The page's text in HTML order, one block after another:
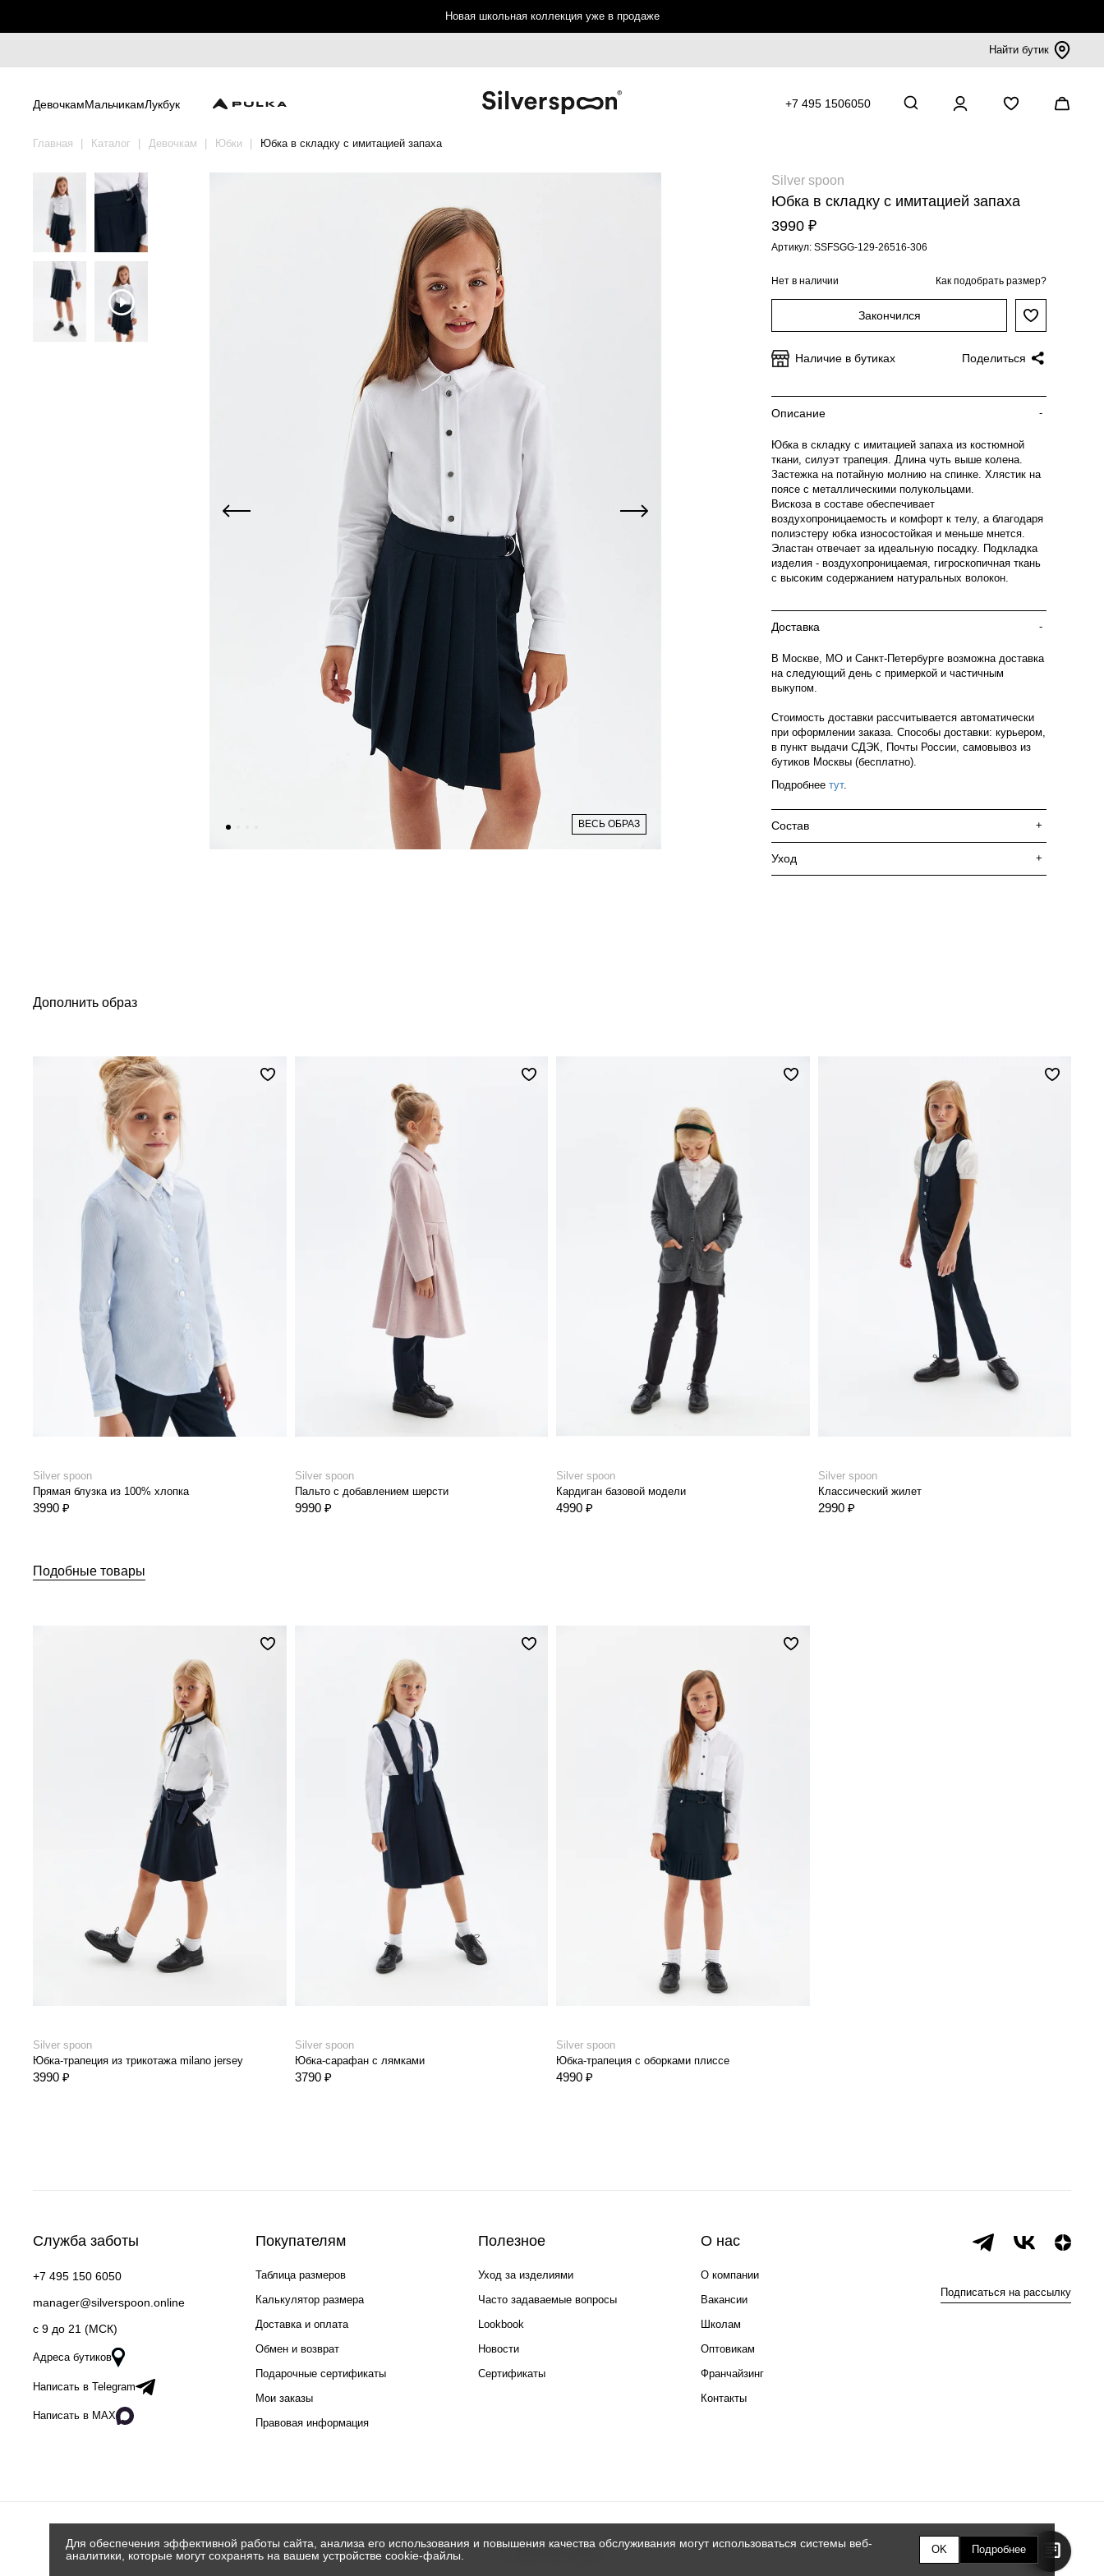
Новая школьная коллекция уже в продаже
Найти бутик
ДевочкамМальчикамЛукбук +7 495 1506050
Главная Каталог Девочкам Юбки Юбка в складку с имитацией запаха
ВЕСЬ ОБРАЗ
Silver spoon
Юбка в складку с имитацией запаха
3990 ₽
Артикул: SSFSGG-129-26516-306
Нет в наличии Как подобрать размер?
Закончился
Наличие в бутиках Поделиться
Описание -
Юбка в складку с имитацией запаха из костюмной
ткани, силуэт трапеция. Длина чуть выше колена.
Застежка на потайную молнию на спинке. Хлястик на
поясе с металлическими полукольцами.
Вискоза в составе обеспечивает
воздухопроницаемость и комфорт к телу, а благодаря
полиэстеру юбка износостойкая и меньше мнется.
Эластан отвечает за идеальную посадку. Подкладка
изделия - воздухопроницаемая, гигроскопичная ткань
с высоким содержанием натуральных волокон.
Доставка -
В Москве, МО и Санкт-Петербурге возможна доставка
на следующий день с примеркой и частичным
выкупом.
Стоимость доставки рассчитывается автоматически
при оформлении заказа. Способы доставки: курьером,
в пункт выдачи СДЭК, Почты России, самовывоз из
бутиков Москвы (бесплатно).
Подробнее тут.
Состав +
Уход +
Дополнить образ
Silver spoon
Прямая блузка из 100% хлопка
3990 ₽
Silver spoon
Пальто с добавлением шерсти
9990 ₽
Silver spoon
Кардиган базовой модели
4990 ₽
Silver spoon
Классический жилет
2990 ₽
Подобные товары
Silver spoon
Юбка-трапеция из трикотажа milano jersey
3990 ₽
Silver spoon
Юбка-сарафан с лямками
3790 ₽
Silver spoon
Юбка-трапеция с оборками плиссе
4990 ₽
Служба заботы
+7 495 150 6050
manager@silverspoon.online
c 9 до 21 (МСК)
Адреса бутиков
Написать в Telegram
Написать в MAX
Покупателям
Таблица размеров
Калькулятор размера
Доставка и оплата
Обмен и возврат
Подарочные сертификаты
Мои заказы
Правовая информация
Полезное
Уход за изделиями
Часто задаваемые вопросы
Lookbook
Новости
Сертификаты
О нас
О компании
Вакансии
Школам
Оптовикам
Франчайзинг
Контакты
Подписаться на рассылку
Для обеспечения эффективной работы сайта, анализа его использования и повышения качества обслуживания могут использоваться системы веб-
аналитики, которые могут сохранять на вашем устройстве cookie-файлы.
OK Подробнее